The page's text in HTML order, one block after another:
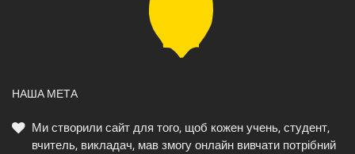
НАША МЕТА
Ми створили сайт для того, щоб кожен учень, студент,
вчитель, викладач, мав змогу онлайн вивчати потрібний